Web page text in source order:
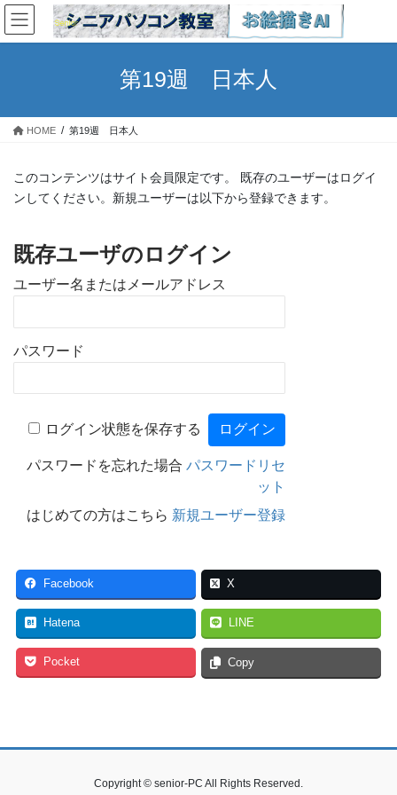
コ
ン
テ
ス
ナ
ビ
ゲ
ン
第19週 日本人
HOME 第19週 日本人
このコンテンツはサイト会員限定です。 既存のユーザーはログイ
ンしてください。新規ユーザーは以下から登録できます。
既存ユーザのログイン
ユーザー名またはメールアドレス
パスワード
ログイン状態を保存する
パスワードを忘れた場合パスワードリセ
ット
はじめての方はこちら 新規ユーザー登録
Facebook X
Hatena LINE
Pocket Copy
Copyright © senior-PC All Rights Reserved.